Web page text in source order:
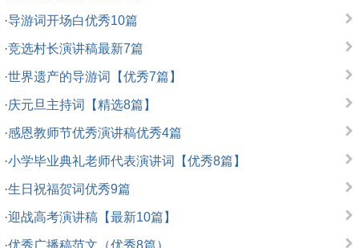
·导游词开场白优秀10篇
·竞选村长演讲稿最新7篇
·世界遗产的导游词【优秀7篇】
·庆元旦主持词【精选8篇】
·感恩教师节优秀演讲稿优秀4篇
·小学毕业典礼老师代表演讲词【优秀8篇】
·生日祝福贺词优秀9篇
·迎战高考演讲稿【最新10篇】
·优秀广播稿范文（优秀8篇）